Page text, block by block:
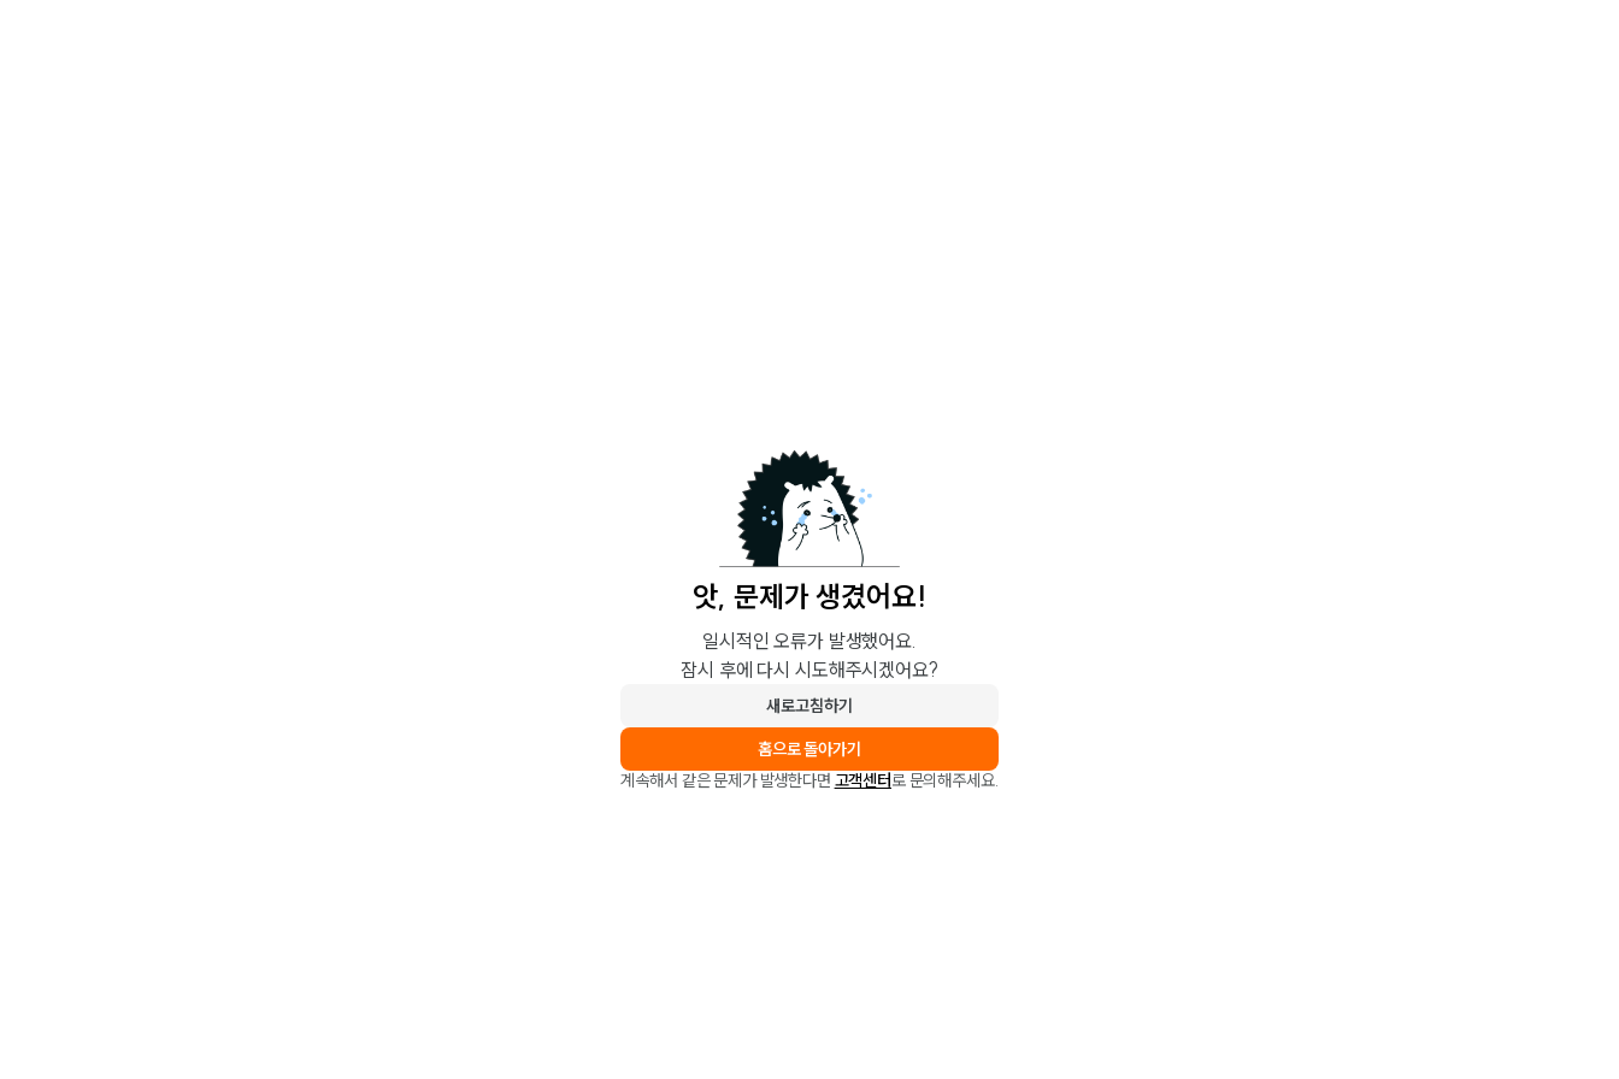
앗, 문제가 생겼어요!
일시적인 오류가 발생했어요.
잠시 후에 다시 시도해주시겠어요?
새로고침하기
홈으로 돌아가기
계속해서 같은 문제가 발생한다면 고객센터로 문의해주세요.